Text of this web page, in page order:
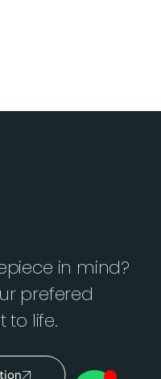
in mind?
prefered
to life.